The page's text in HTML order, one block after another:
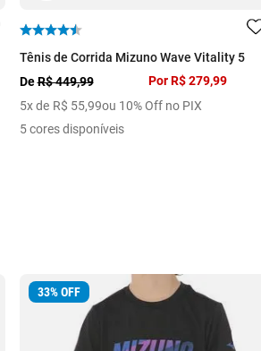
Tênis de Corrida Mizuno Wave Vitality 5
DeR$ 449,99
5x de R$ 55,99ou 10% Off no PIX
Por R$ 279,99
5 cores disponíveis
33%OFF